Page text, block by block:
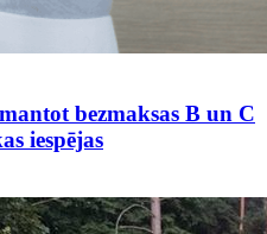
bezmaksas B un C
iespējas